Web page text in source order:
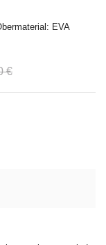
EVA
€